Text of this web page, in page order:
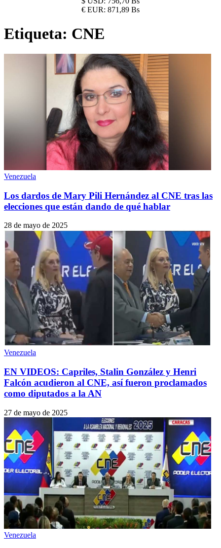
€ EUR: 871,89 Bs
Etiqueta: CNE
Venezuela
Los dardos de Mary Pili Hernández al CNE tras las
elecciones que están dando de qué hablar
28 de mayo de 2025
Venezuela
EN VIDEOS: Capriles, Stalin González y Henri
Falcón acudieron al CNE, así fueron proclamados
como diputados a la AN
27 de mayo de 2025
Venezuela